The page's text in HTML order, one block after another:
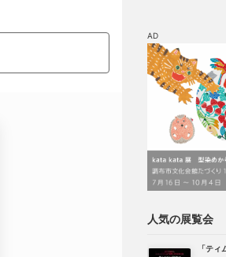
AD
人気の展覧会
「テ